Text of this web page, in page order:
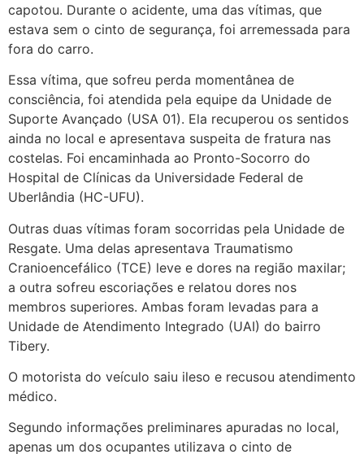
capotou. Durante o acidente, uma das vítimas, que
estava sem o cinto de segurança, foi arremessada para
fora do carro.
Essa vítima, que sofreu perda momentânea de
consciência, foi atendida pela equipe da Unidade de
Suporte Avançado (USA 01). Ela recuperou os sentidos
ainda no local e apresentava suspeita de fratura nas
costelas. Foi encaminhada ao Pronto-Socorro do
Hospital de Clínicas da Universidade Federal de
Uberlândia (HC-UFU).
Outras duas vítimas foram socorridas pela Unidade de
Resgate. Uma delas apresentava Traumatismo
Cranioencefálico (TCE) leve e dores na região maxilar;
a outra sofreu escoriações e relatou dores nos
membros superiores. Ambas foram levadas para a
Unidade de Atendimento Integrado (UAI) do bairro
Tibery.
O motorista do veículo saiu ileso e recusou atendimento
médico.
Segundo informações preliminares apuradas no local,
apenas um dos ocupantes utilizava o cinto de